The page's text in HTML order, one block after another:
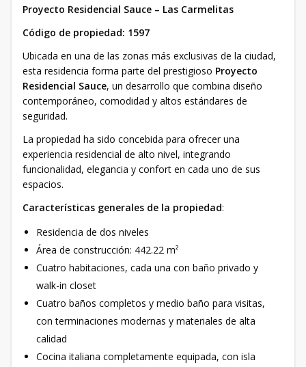
Proyecto Residencial Sauce – Las Carmelitas
Código de propiedad: 1597
Ubicada en una de las zonas más exclusivas de la ciudad,
esta residencia forma parte del prestigioso Proyecto
Residencial Sauce, un desarrollo que combina diseño
contemporáneo, comodidad y altos estándares de
seguridad.
La propiedad ha sido concebida para ofrecer una
experiencia residencial de alto nivel, integrando
funcionalidad, elegancia y confort en cada uno de sus
espacios.
Características generales de la propiedad:
Residencia de dos niveles
Área de construcción: 442.22 m²
Cuatro habitaciones, cada una con baño privado y
walk-in closet
Cuatro baños completos y medio baño para visitas,
con terminaciones modernas y materiales de alta
calidad
Cocina italiana completamente equipada, con isla